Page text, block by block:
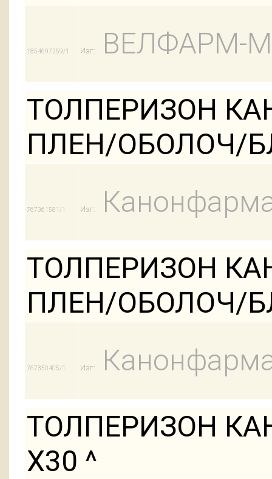
1854697259/1 Изг:
ВЕЛФАРМ-
ТОЛПЕРИЗОН
ПЛЕН/ОБОЛОЧ/
767361581/1 Изг:
ТОЛПЕРИЗОН
ПЛЕН/ОБОЛОЧ/
767350405/1 Изг:
ТОЛПЕРИЗОН
Х30 ^